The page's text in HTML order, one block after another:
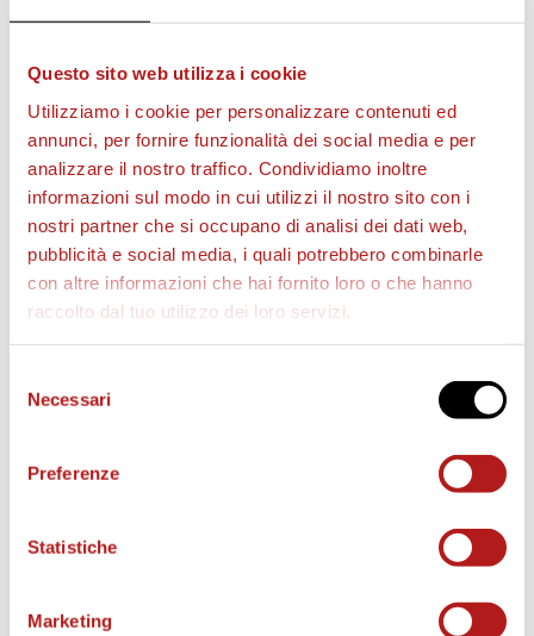
Questo sito web utilizza i cookie
Utilizziamo i cookie per personalizzare contenuti ed
annunci, per fornire funzionalità dei social media e per
analizzare il nostro traffico. Condividiamo inoltre
informazioni sul modo in cui utilizzi il nostro sito con i
nostri partner che si occupano di analisi dei dati web,
pubblicità e social media, i quali potrebbero combinarle
con altre informazioni che hai fornito loro o che hanno
raccolto dal tuo utilizzo dei loro servizi.
delNecessari
Preferenze
Statistiche
Marketing
AS CITTADELLA STORE
MATCH PROGRAM